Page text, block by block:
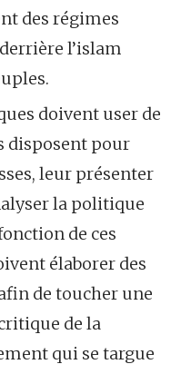
des régimes
l’islam
doivent user de
disposent pour
leur présenter
la politique
de ces
élaborer des
de toucher une
de la
qui se targue